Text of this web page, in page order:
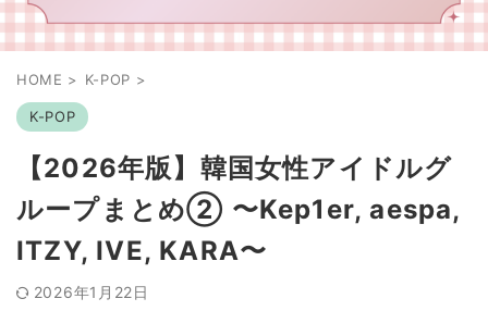
HOME > K-POP >
K-POP
【2026年版】韓国女性アイドルグ
ループまとめ② 〜Kep1er, aespa,
ITZY, IVE, KARA〜
2026年1月22日